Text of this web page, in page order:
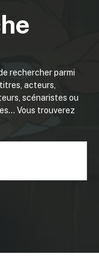
rechercher parmi
acteurs,
scénaristes ou
Vous trouverez